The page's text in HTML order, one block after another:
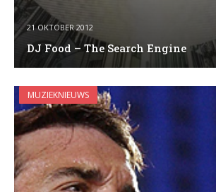
21 OKTOBER 2012
DJ Food – The Search Engine
MUZIEKNIEUWS